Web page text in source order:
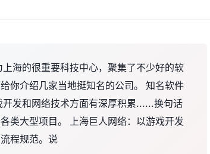
海的很重要科技中心，聚集了不少好的软
你介绍几家当地挺知名的公司。 知名软件
发和网络技术方面有深厚积累......换句话
类大型项目。 上海巨人网络：以游戏开发
程规范。说